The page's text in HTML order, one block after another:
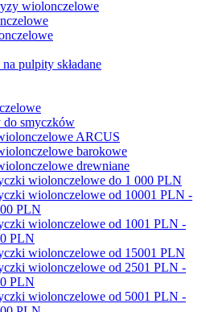
wiolonczelowe
pulpity składane
smyczków
ARCUS
barokowe
drewniane
wiolonczelowe do 1 000 PLN
wiolonczelowe od 10001 PLN -
PLN
wiolonczelowe od 1001 PLN -
PLN
wiolonczelowe od 15001 PLN
wiolonczelowe od 2501 PLN -
PLN
wiolonczelowe od 5001 PLN -